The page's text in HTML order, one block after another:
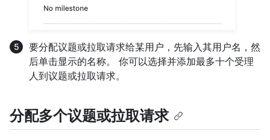
要分配议题或拉取请求给某用户，先输入其用户名，然
后单击显示的名称。 你可以选择并添加最多十个受理
人到议题或拉取请求。
分配多个议题或拉取请求